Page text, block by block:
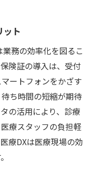
ット
務の効率化を図るこ
険証の導入は、受付
ートフォンをかざす
ち時間の短縮が期待
の活用により、診療
療スタッフの負担軽
療DXは医療現場の効